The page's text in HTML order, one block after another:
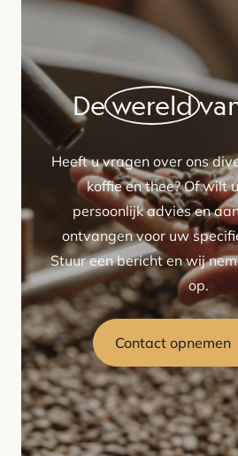
Dewereld
Heeft u vragen over ons
koffie en thee? Of wilt
persoonlijk advies en
ontvangen voor uw
Stuur een bericht en wij
op.
Contact opnemen